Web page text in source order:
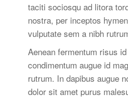
taciti sociosqu ad litora
nostra, per inceptos
vulputate sem a nibh
Aenean fermentum risus
condimentum augue id
rutrum. In dapibus augue
dolor sit amet purus